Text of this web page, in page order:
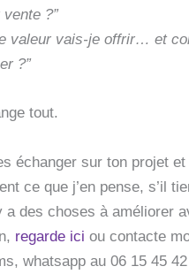
?”
valeur vais-je offrir… et
?”
tout.
échanger sur ton projet et
ce que j’en pense, s’il
a des choses à améliorer
regarde ici ou contacte
whatsapp au 06 15 45